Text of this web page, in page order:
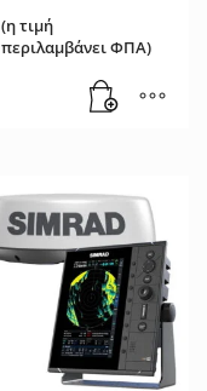
(η τιμή
περιλαμβάνει ΦΠΑ)